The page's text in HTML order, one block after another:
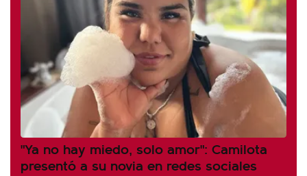
"Ya no hay miedo, solo amor": Camilota
presentó a su novia en redes sociales